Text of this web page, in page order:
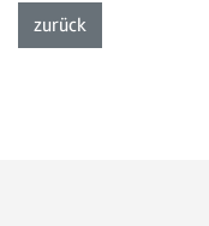
zurückzur Listenansicht